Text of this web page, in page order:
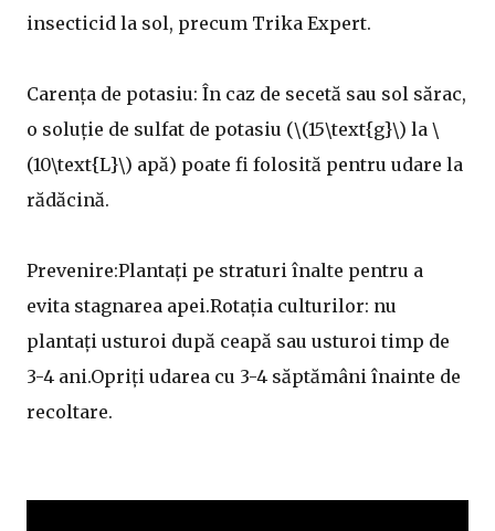
insecticid la sol, precum Trika Expert.
Carența de potasiu: În caz de secetă sau sol sărac,
o soluție de sulfat de potasiu (\(15\text{g}\) la \
(10\text{L}\) apă) poate fi folosită pentru udare la
rădăcină.
Prevenire:Plantați pe straturi înalte pentru a
evita stagnarea apei.Rotația culturilor: nu
plantați usturoi după ceapă sau usturoi timp de
3-4 ani.Opriți udarea cu 3-4 săptămâni înainte de
recoltare.